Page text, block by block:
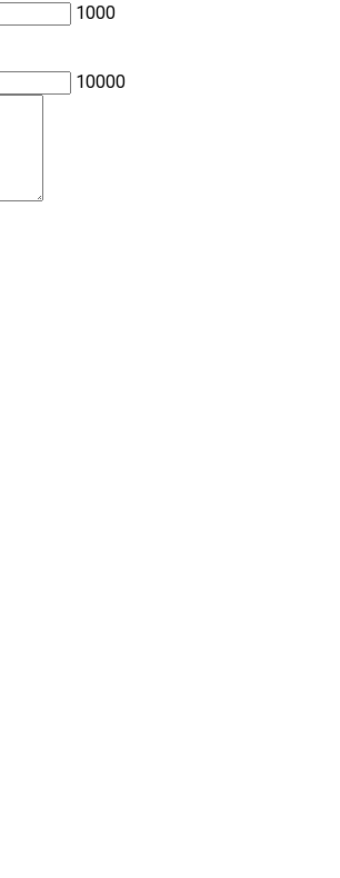
1000
10000